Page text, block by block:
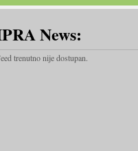
News:
trenutno nije dostupan.